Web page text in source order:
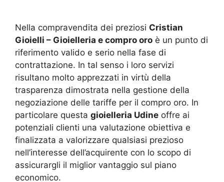
Nella compravendita dei preziosi Cristian
Gioielli – Gioielleria e compro oro è un punto di
riferimento valido e serio nella fase di
contrattazione. In tal senso i loro servizi
risultano molto apprezzati in virtù della
trasparenza dimostrata nella gestione della
negoziazione delle tariffe per il compro oro. In
particolare questa gioielleria Udine offre ai
potenziali clienti una valutazione obiettiva e
finalizzata a valorizzare qualsiasi prezioso
nell’interesse dell’acquirente con lo scopo di
assicurargli il miglior vantaggio sul piano
economico.